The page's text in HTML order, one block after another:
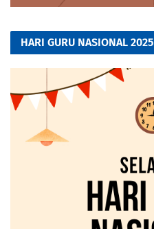
HARI GURU NASIONAL 2025